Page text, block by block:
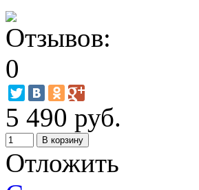
5 490 руб.
Отложить